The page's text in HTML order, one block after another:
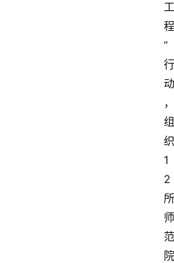
工
程
”
行
动
，
组
织
1
2
所
师
范
院